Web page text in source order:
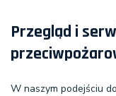
Przegląd i
W naszym podejściu